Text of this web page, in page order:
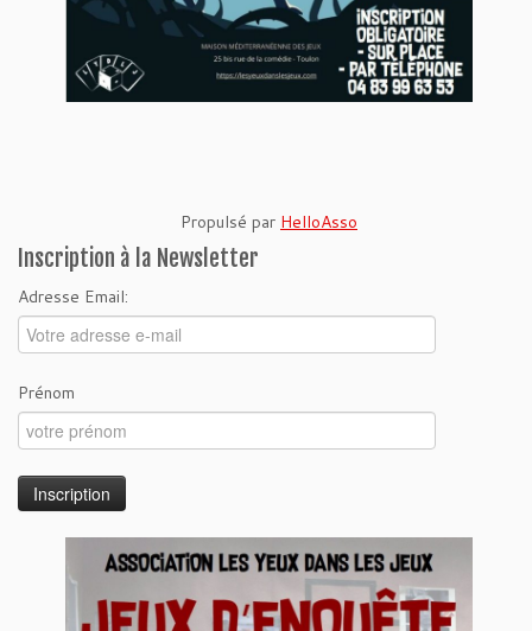
Propulsé par HelloAsso
Inscription à la Newsletter
Adresse Email:
Prénom